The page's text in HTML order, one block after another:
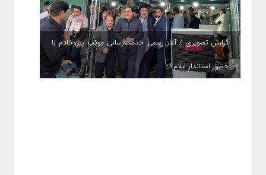
گزارش تصویری / آغاز رسمی خدمت‌رسانی موکب پتروخادم با
حضور استاندار ایلام